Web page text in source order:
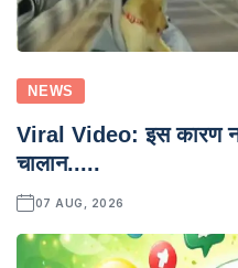
NEWS
Viral Video: इस कारण
चालान.....
07 AUG, 2026